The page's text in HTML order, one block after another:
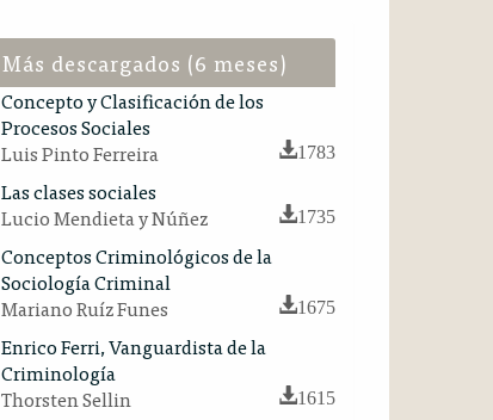
Más descargados (6 meses)
Concepto y Clasificación de los
Procesos Sociales
Luis Pinto Ferreira
1783
Las clases sociales
Lucio Mendieta y Núñez
1735
Conceptos Criminológicos de la
Sociología Criminal
Mariano Ruíz Funes
1675
Enrico Ferri, Vanguardista de la
Criminología
Thorsten Sellin
1615